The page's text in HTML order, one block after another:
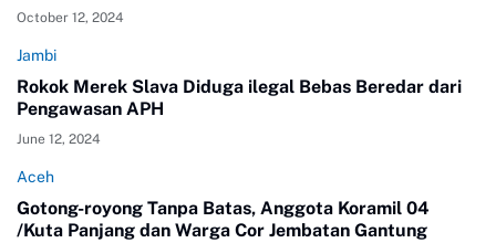
October 12, 2024
Jambi
Rokok Merek Slava Diduga ilegal Bebas Beredar dari
Pengawasan APH
June 12, 2024
Aceh
Gotong-royong Tanpa Batas, Anggota Koramil 04
/Kuta Panjang dan Warga Cor Jembatan Gantung